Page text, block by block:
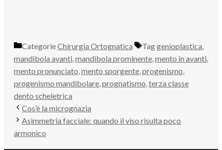
CategorieChirurgia Ortognatica Taggenioplastica,
mandibola avanti,mandibola prominente,mento in avanti,
mento pronunciato,mento sporgente,progenismo,
progenismo mandibolare,prognatismo,terza classe
dento scheletrica
Cos’è la micrognazia
Asimmetria facciale: quando il viso risulta poco
armonico